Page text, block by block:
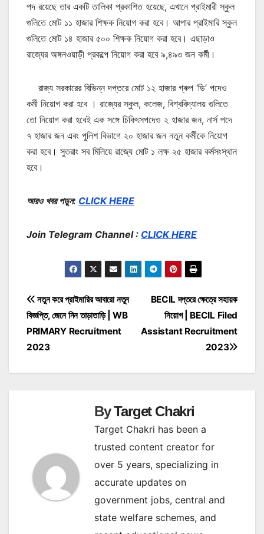
পদ রয়েছে তার একটি তালিকা প্রকাশিত হয়েছে, এখানে প্রাইমারী স্কুল
গুলিতে মোট ১১ হাজার শিক্ষক নিয়োগ করা হবে। আপার প্রাইমারি স্কুল
গুলিতে মোট ১৪ হাজার ৫০০ শিক্ষক নিয়োগ করা হবে। এছাড়াও
রাজ্যের অঙ্গনওয়াড়ী প্রকল্পে নিয়োগ করা হবে ৯,৪৯৩ জন কর্মী।
রাজ্য সরকারের বিভিন্ন দপ্তরে মোট ১২ হাজার গ্ৰুপ ‘ডি’ পদেও
কর্মী নিয়োগ করা হবে । রাজ্যের স্কুল, কলেজ, বিশ্ববিদ্যালয় গুলিতে
তো নিয়োগ করা হবেই এক সঙ্গে চিকিৎসপদেও ২ হাজার জন, নার্স পদে
৭ হাজার জন এবং পুলিশ বিভাগে ২০ হাজার জন নতুন কর্মীকে নিয়োগ
করা হবে। সুতরাং সব মিলিয়ে রাজ্যে মোট ১ লক্ষ ২৫ হাজার কর্মসংস্থান
হবে।
আরও খবর পড়ুন: CLICK HERE
Join Telegram Channel : CLICK HERE
Post
navigation
BECIL দপ্তরে ক্ষেত্রে সহায়ক
নিয়োগ | BECIL Filed
Assistant Recruitment
2023
নতুন করে প্রাইমারির আবারো নতুন
বিজ্ঞপ্তি, জেনে নিন তাড়াতাড়ি | WB
PRIMARY Recruitment
2023
ByTarget Chakri
Target Chakri has been a
trusted content creator for
over 5 years, specializing in
accurate updates on
government jobs, central and
state welfare schemes, and